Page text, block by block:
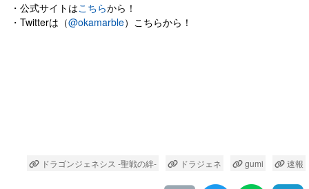
・公式サイトはこちらから！
・Twitterは（@okamarble）こちらから！
ドラゴンジェネシス -聖戦の絆- ドラジェネ gumi 速報